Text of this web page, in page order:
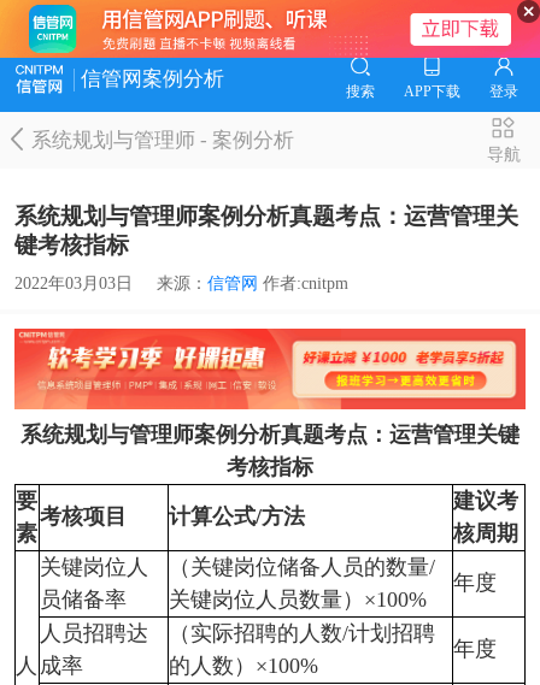
信管网案例分析
搜索 APP下载 登录
系统规划与管理师- 案例分析
导航
系统规划与管理师案例分析真题考点：运营管理关
键考核指标
2022年03月03日 来源： 信管网 作者:cnitpm
系统规划与管理师案例分析真题考点：运营管理关键
考核指标
要
素
考核项目 计算公式/方法
建议考
核周期
人
关键岗位人
员储备率
（关键岗位储备人员的数量/
关键岗位人员数量）×100%
年度
人员招聘达
成率
（实际招聘的人数/计划招聘
的人数）×100%
年度